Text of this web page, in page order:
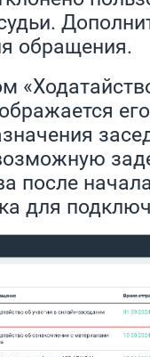
обращения.
после
для